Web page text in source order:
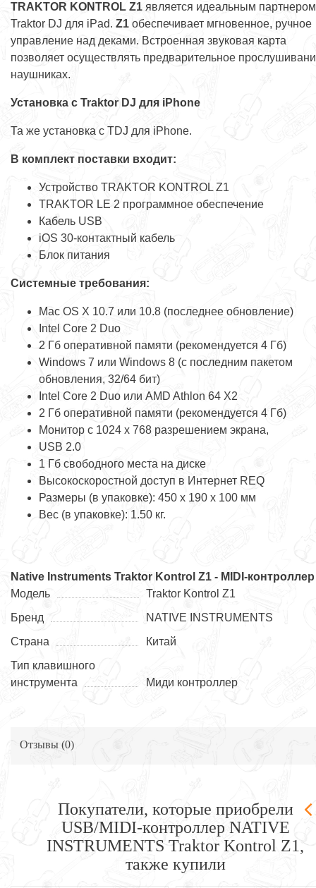
TRAKTOR KONTROL Z1 является идеальным
Traktor DJ для iPad. Z1 обеспечивает мгновенное, ручное
управление над деками. Встроенная звуковая карта
позволяет осуществлять предварительное
наушниках.
Установка с Traktor DJ для iPhone
Та же установка с TDJ для iPhone.
В комплект поставки входит:
Устройство TRAKTOR KONTROL Z1
TRAKTOR LE 2 программное обеспечение
Кабель USB
iOS 30-контактный кабель
Блок питания
Системные требования:
Mac OS X 10.7 или 10.8 (последнее обновление)
Intel Core 2 Duo
2 Гб оперативной памяти (рекомендуется 4 Гб)
Windows 7 или Windows 8 (с последним пакетом
обновления, 32/64 бит)
Intel Core 2 Duo или AMD Athlon 64 X2
2 Гб оперативной памяти (рекомендуется 4 Гб)
Монитор с 1024 x 768 разрешением экрана,
USB 2.0
1 Гб свободного места на диске
Высокоскоростной доступ в Интернет REQ
Размеры (в упаковке): 450 x 190 x 100 мм
Вес (в упаковке): 1.50 кг.
Native Instruments Traktor Kontrol Z1 - MIDI-контроллер
Модель
Traktor Kontrol Z1
Бренд
NATIVE INSTRUMENTS
Страна
Китай
Тип клавишного
инструмента
Миди контроллер
Отзывы (0)
Покупатели, которые приобрели
USB/MIDI-контроллер NATIVE
INSTRUMENTS Traktor Kontrol Z1,
также купили